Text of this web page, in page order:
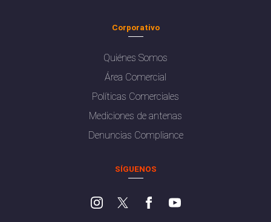
Corporativo
Quiénes Somos
Área Comercial
Políticas Comerciales
Mediciones de antenas
Denuncias Compliance
SÍGUENOS